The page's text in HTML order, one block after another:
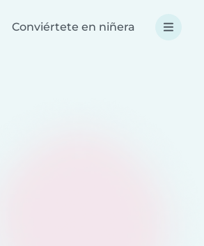
Conviértete en niñera